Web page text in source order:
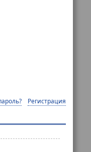
Регистрация